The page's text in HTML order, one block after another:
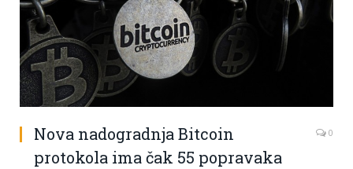
Nova nadogradnja Bitcoin
protokola ima čak 55 popravaka
0